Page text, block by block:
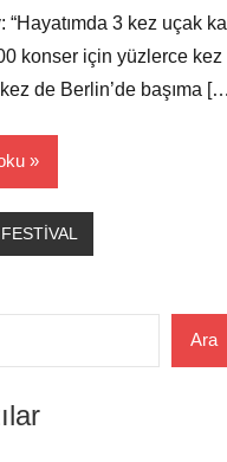
“Hayatımda 3 kez uçak
konser için yüzlerce
kez de Berlin’de başıma
FESTİVAL
Ara